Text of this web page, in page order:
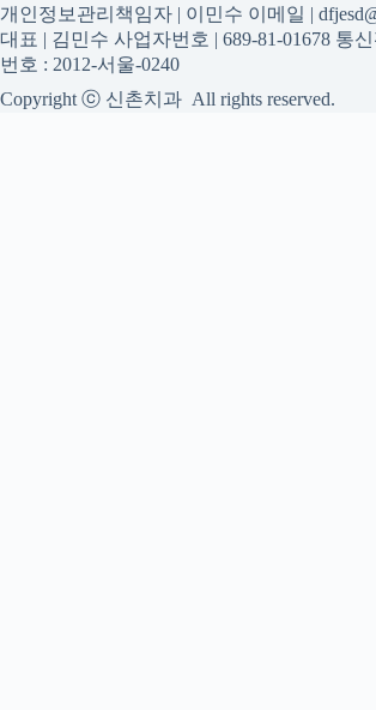
개인정보관리책임자 | 이민수 이메일 |
대표 | 김민수 사업자번호 | 689-81-01678 통
번호 : 2012-서울-0240
Copyright ⓒ 신촌치과 All rights reserved.